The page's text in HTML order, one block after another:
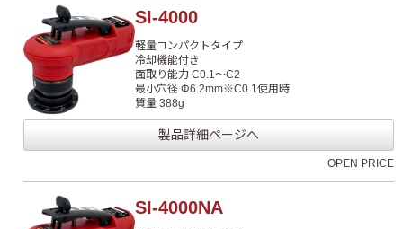
SI-4000
軽量コンパクトタイプ
冷却機能付き
面取り能力 C0.1～C2
最小穴径 Φ6.2mm※C0.1使用時
質量 388g
製品詳細ページへ
OPEN PRICE
SI-4000NA